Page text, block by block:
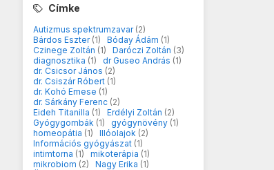
Címke
Autizmus spektrumzavar (2)
Bárdos Eszter (1) Bóday Ádám (1)
Czinege Zoltán (1) Daróczi Zoltán (3)
diagnosztika (1) dr Guseo András (1)
dr. Csicsor János (2)
dr. Csiszár Róbert (1)
dr. Kohó Emese (1)
dr. Sárkány Ferenc (2)
Eideh Titanilla (1) Erdélyi Zoltán (2)
Gyógygombák (1) gyógynövény (1)
homeopátia (1) Illóolajok (2)
Információs gyógyászat (1)
intimtorna (1) mikoterápia (1)
mikrobiom (2) Nagy Erika (1)